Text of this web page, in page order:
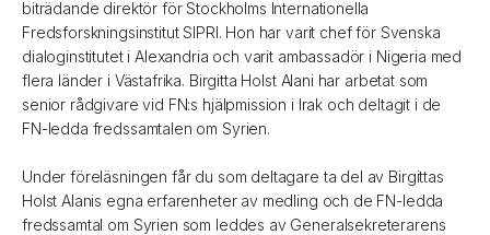
biträdande direktör för Stockholms Internationella
Fredsforskningsinstitut SIPRI. Hon har varit chef för Svenska
dialoginstitutet i Alexandria och varit ambassadör i Nigeria med
flera länder i Västafrika. Birgitta Holst Alani har arbetat som
senior rådgivare vid FN:s hjälpmission i Irak och deltagit i de
FN-ledda fredssamtalen om Syrien.
Under föreläsningen får du som deltagare ta del av Birgittas
Holst Alanis egna erfarenheter av medling och de FN-ledda
fredssamtal om Syrien som leddes av Generalsekreterarens